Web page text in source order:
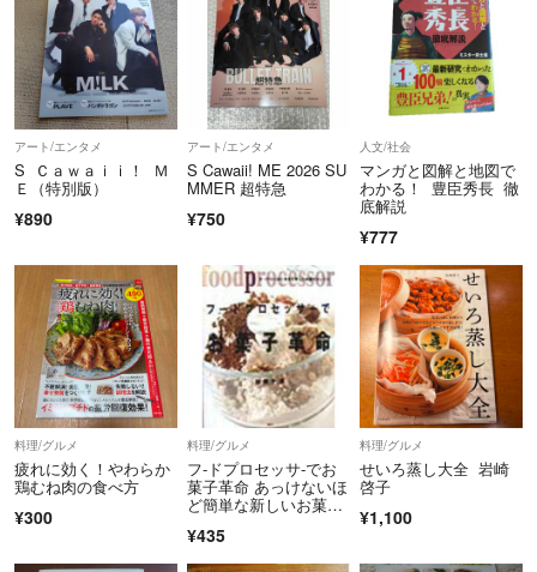
アート/エンタメ
S Ｃａｗａｉｉ！ Ｍ
Ｅ（特別版）
¥890
アート/エンタメ
S Cawaii! ME 2026 SU
MMER 超特急
¥750
人文/社会
マンガと図解と地図で
わかる！ 豊臣秀長 徹
底解説
¥777
料理/グルメ
疲れに効く！やわらか
鶏むね肉の食べ方
¥300
料理/グルメ
フ-ドプロセッサ-でお
菓子革命 あっけないほ
ど簡単な新しいお菓子
千恵（単行本（ソフト
カバー））
¥435
料理/グルメ
せいろ蒸し大全 岩崎
啓子
¥1,100